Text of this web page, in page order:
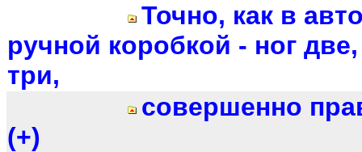
Точно, как в
ручной коробкой - ног
три,
совершенно
(+)